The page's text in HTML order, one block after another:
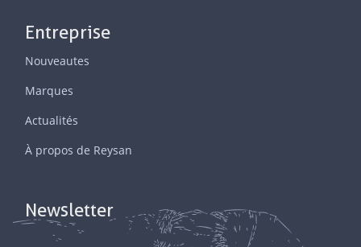
Entreprise
Nouveautes
Marques
Actualités
À propos de Reysan
Newsletter